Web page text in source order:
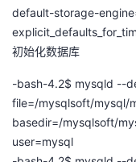
default-storage-
初始化数据库
-bash-4.2$ mysqld --
file=/mysqlsoft/mysql/
basedir=/mysqlsoft/
user=mysql